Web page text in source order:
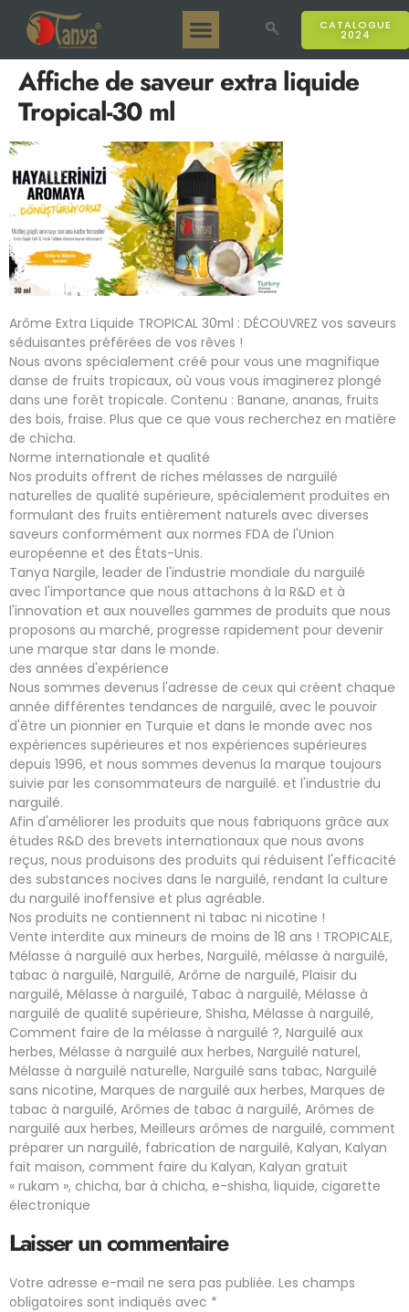
CATALOGUE
2024
Affiche de saveur extra liquide
Tropical-30 ml
Arôme Extra Liquide TROPICAL 30ml : DÉCOUVREZ vos saveurs
séduisantes préférées de vos rêves !
Nous avons spécialement créé pour vous une magnifique
danse de fruits tropicaux, où vous vous imaginerez plongé
dans une forêt tropicale. Contenu : Banane, ananas, fruits
des bois, fraise. Plus que ce que vous recherchez en matière
de chicha.
Norme internationale et qualité
Nos produits offrent de riches mélasses de narguilé
naturelles de qualité supérieure, spécialement produites en
formulant des fruits entièrement naturels avec diverses
saveurs conformément aux normes FDA de l'Union
européenne et des États-Unis.
Tanya Nargile, leader de l'industrie mondiale du narguilé
avec l'importance que nous attachons à la R&D et à
l'innovation et aux nouvelles gammes de produits que nous
proposons au marché, progresse rapidement pour devenir
une marque star dans le monde.
des années d'expérience
Nous sommes devenus l'adresse de ceux qui créent chaque
année différentes tendances de narguilé, avec le pouvoir
d'être un pionnier en Turquie et dans le monde avec nos
expériences supérieures et nos expériences supérieures
depuis 1996, et nous sommes devenus la marque toujours
suivie par les consommateurs de narguilé. et l'industrie du
narguilé.
Afin d'améliorer les produits que nous fabriquons grâce aux
études R&D des brevets internationaux que nous avons
reçus, nous produisons des produits qui réduisent l'efficacité
des substances nocives dans le narguilé, rendant la culture
du narguilé inoffensive et plus agréable.
Nos produits ne contiennent ni tabac ni nicotine !
Vente interdite aux mineurs de moins de 18 ans ! TROPICALE,
Mélasse à narguilé aux herbes, Narguilé, mélasse à narguilé,
tabac à narguilé, Narguilé, Arôme de narguilé, Plaisir du
narguilé, Mélasse à narguilé, Tabac à narguilé, Mélasse à
narguilé de qualité supérieure, Shisha, Mélasse à narguilé,
Comment faire de la mélasse à narguilé ?, Narguilé aux
herbes, Mélasse à narguilé aux herbes, Narguilé naturel,
Mélasse à narguilé naturelle, Narguilé sans tabac, Narguilé
sans nicotine, Marques de narguilé aux herbes, Marques de
tabac à narguilé, Arômes de tabac à narguilé, Arômes de
narguilé aux herbes, Meilleurs arômes de narguilé, comment
préparer un narguilé, fabrication de narguilé, Kalyan, Kalyan
fait maison, comment faire du Kalyan, Kalyan gratuit
« rukam », chicha, bar à chicha, e-shisha, liquide, cigarette
électronique
Laisser un commentaire
Votre adresse e-mail ne sera pas publiée. Les champs
obligatoires sont indiqués avec *